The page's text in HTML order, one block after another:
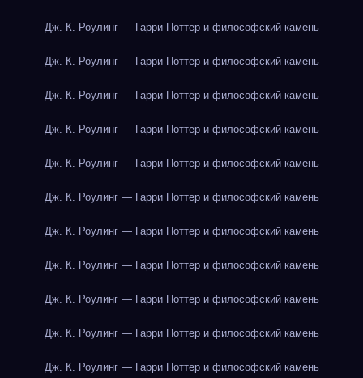
Дж. К. Роулинг — Гарри Поттер и философский камень
Дж. К. Роулинг — Гарри Поттер и философский камень
Дж. К. Роулинг — Гарри Поттер и философский камень
Дж. К. Роулинг — Гарри Поттер и философский камень
Дж. К. Роулинг — Гарри Поттер и философский камень
Дж. К. Роулинг — Гарри Поттер и философский камень
Дж. К. Роулинг — Гарри Поттер и философский камень
Дж. К. Роулинг — Гарри Поттер и философский камень
Дж. К. Роулинг — Гарри Поттер и философский камень
Дж. К. Роулинг — Гарри Поттер и философский камень
Дж. К. Роулинг — Гарри Поттер и философский камень